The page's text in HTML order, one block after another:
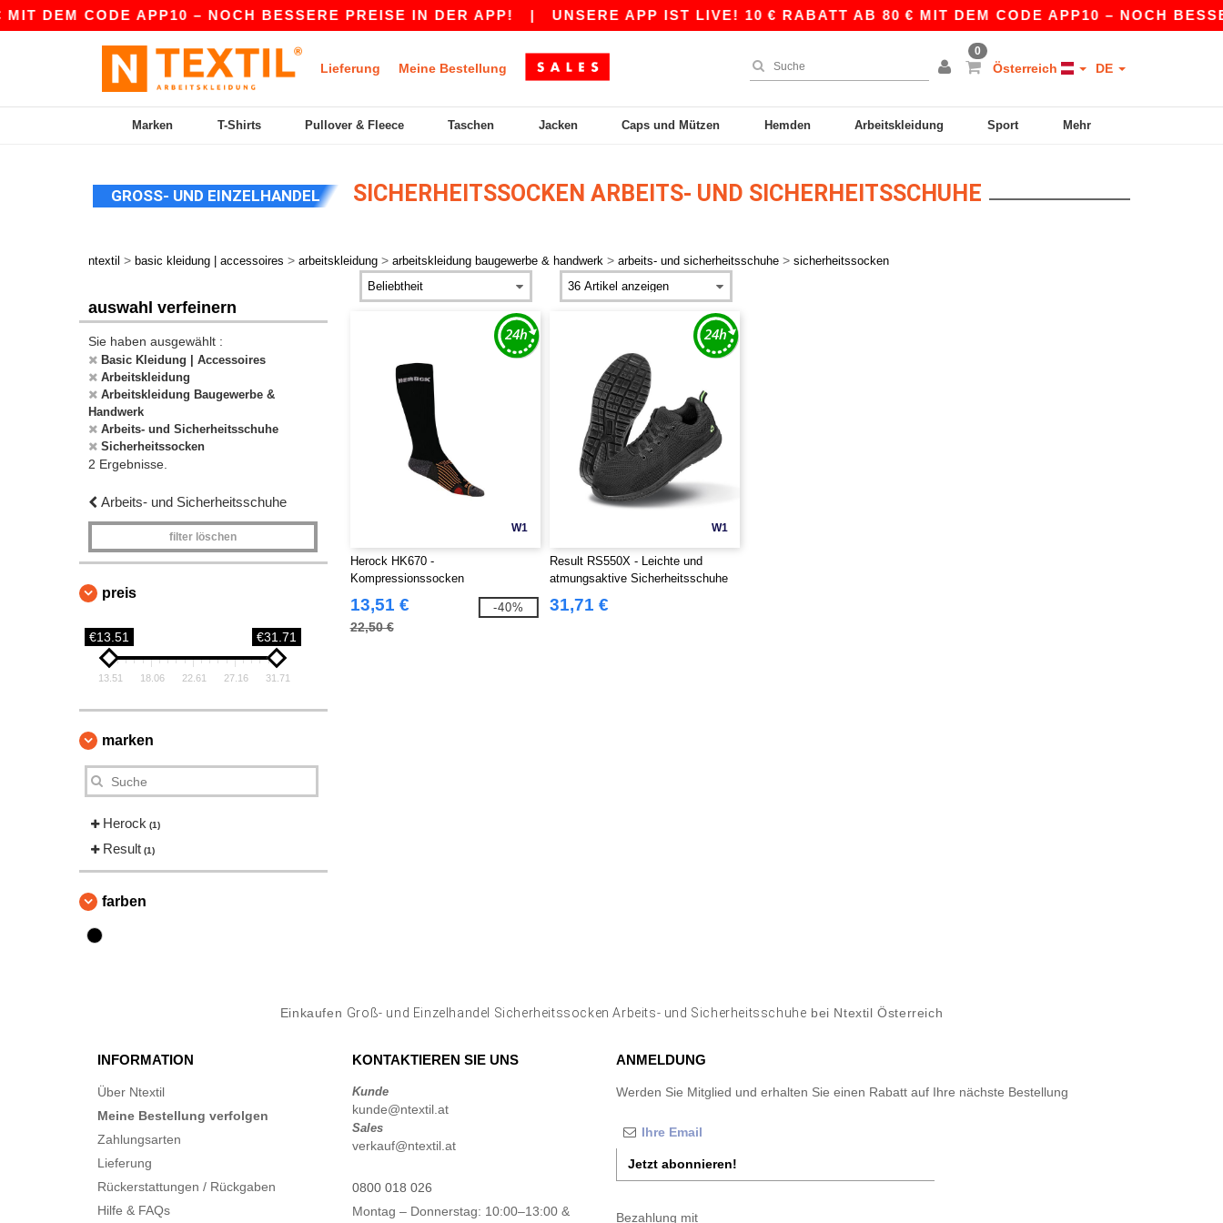
DEM CODE APP10 – NOCH BESSERE PREISE IN DER APP!|UNSERE APP IST LIVE! 10 € RABATT AB 80 € MIT DEM CODE APP10 – NOCH
Lieferung Meine Bestellung
0
Österreich DE
Marken T-Shirts Pullover & Fleece Taschen Jacken Caps und Mützen Hemden Arbeitskleidung Sport Mehr
GROSS- UND EINZELHANDEL SICHERHEITSSOCKEN ARBEITS- UND SICHERHEITSSCHUHE
ntextil > basic kleidung | accessoires > arbeitskleidung > arbeitskleidung baugewerbe & handwerk > arbeits- und sicherheitsschuhe > sicherheitssocken
auswahl verfeinern
Sie haben ausgewählt :
Basic Kleidung | Accessoires
Arbeitskleidung
Arbeitskleidung Baugewerbe &
Handwerk
Arbeits- und Sicherheitsschuhe
Sicherheitssocken
2 Ergebnisse.
Arbeits- und Sicherheitsschuhe
filter löschen
preis
€13.51 €31.71
13.51 18.06 22.61 27.16 31.71
marken
Herock (1)
Result (1)
farben
W1
Herock HK670 -
Kompressionssocken
13,51 €
22,50 €
-40%
W1
Result RS550X - Leichte und
atmungsaktive Sicherheitsschuhe
31,71 €
Einkaufen Groß- und Einzelhandel Sicherheitssocken Arbeits- und Sicherheitsschuhe bei Ntextil Österreich
INFORMATION
Über Ntextil
Meine Bestellung verfolgen
Zahlungsarten
Lieferung
Rückerstattungen / Rückgaben
Hilfe & FAQs
KONTAKTIEREN SIE UNS
Kunde
kunde@ntextil.at
Sales
verkauf@ntextil.at
0800 018 026
Montag – Donnerstag: 10:00–13:00 &
ANMELDUNG
Werden Sie Mitglied und erhalten Sie einen Rabatt auf Ihre nächste Bestellung
Jetzt abonnieren!
Bezahlung mit